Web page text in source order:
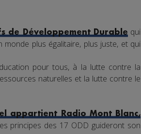
de Développement Durablequi
plus égalitaire, plus juste, et qui
pour tous, à la lutte contre la
naturelles et la lutte contre le
appartient Radio Mont Blanc,
principes des 17 ODD guideront son